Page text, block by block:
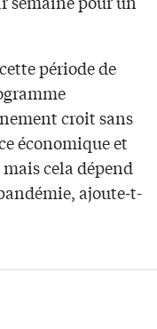
période de
croit sans
économique et
cela dépend
ajoute-t-